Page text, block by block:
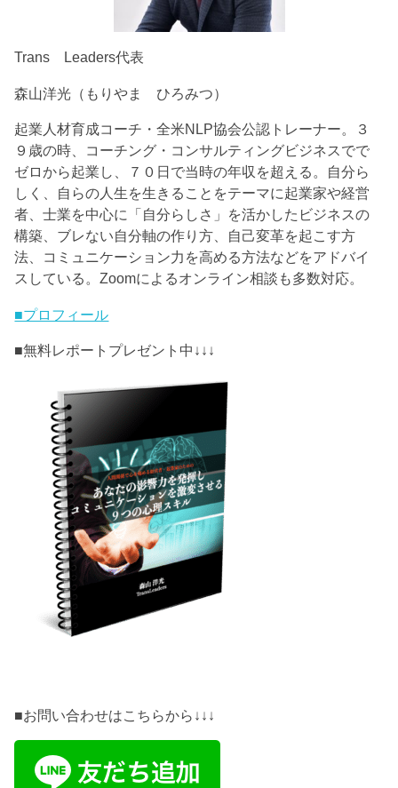
Trans Leaders代表
森山洋光（もりやま ひろみつ）
起業人材育成コーチ・全米NLP協会公認トレーナー。３
９歳の時、コーチング・コンサルティングビジネスでで
ゼロから起業し、７０日で当時の年収を超える。自分ら
しく、自らの人生を生きることをテーマに起業家や経営
者、士業を中心に「自分らしさ」を活かしたビジネスの
構築、ブレない自分軸の作り方、自己変革を起こす方
法、コミュニケーション力を高める方法などをアドバイ
スしている。Zoomによるオンライン相談も多数対応。
■プロフィール
■無料レポートプレゼント中↓↓↓
■お問い合わせはこちらから↓↓↓